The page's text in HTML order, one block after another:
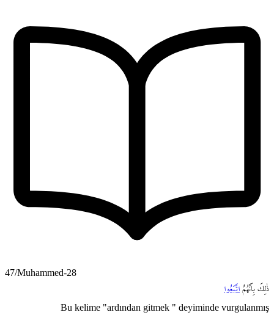
47/Muhammed-28
ذٰلِكَ بِاَنَّهُمُ اتَّبَعُوا
Bu kelime "ardından gitmek " deyiminde vurgulanmış